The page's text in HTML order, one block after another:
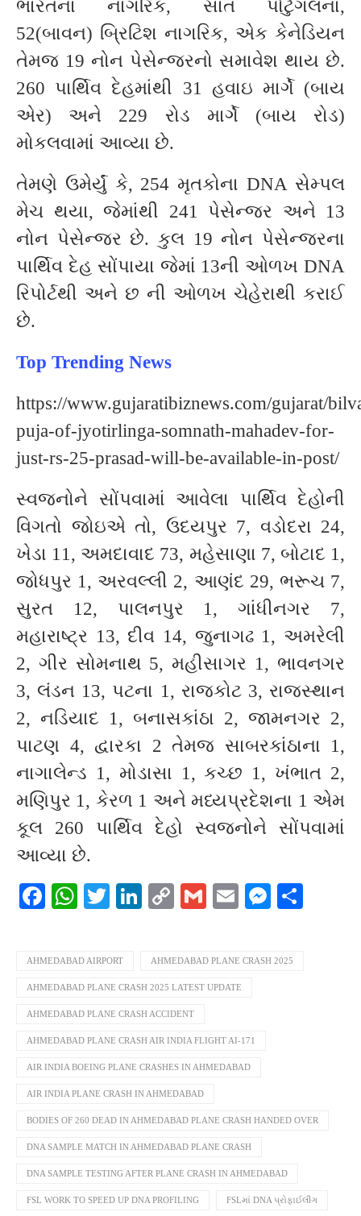
ભારતના નાગરિક, સાત પોર્ટુગલના,
52(બાવન) બ્રિટિશ નાગરિક, એક કેનેડિયન
તેમજ 19 નોન પેસેન્જરનો સમાવેશ થાય છે.
260 પાર્થિવ દેહમાંથી 31 હવાઇ માર્ગે (બાય
એર) અને 229 રોડ માર્ગે (બાય રોડ)
મોકલવામાં આવ્યા છે.
તેમણે ઉમેર્યું કે, 254 મૃતકોના DNA સેમ્પલ
મેચ થયા, જેમાંથી 241 પેસેન્જર અને 13
નોન પેસેન્જર છે. કુલ 19 નોન પેસેન્જરના
પાર્થિવ દેહ સોંપાયા જેમાં 13ની ઓળખ DNA
રિપોર્ટથી અને છ ની ઓળખ ચેહેરાથી કરાઈ
છે.
Top Trending News
https://www.gujaratibiznews.com/gujarat/
puja-of-jyotirlinga-somnath-mahadev-for-
just-rs-25-prasad-will-be-available-in-post/
સ્વજનોને સોંપવામાં આવેલા પાર્થિવ દેહોની
વિગતો જોઇએ તો, ઉદયપુર 7, વડોદરા 24,
ખેડા 11, અમદાવાદ 73, મહેસાણા 7, બોટાદ 1,
જોધપુર 1, અરવલ્લી 2, આણંદ 29, ભરૂચ 7,
સુરત 12, પાલનપુર 1, ગાંધીનગર 7,
મહારાષ્ટ્ર 13, દીવ 14, જુનાગઢ 1, અમરેલી
2, ગીર સોમનાથ 5, મહીસાગર 1, ભાવનગર
3, લંડન 13, પટના 1, રાજકોટ 3, રાજસ્થાન
2, નડિયાદ 1, બનાસકાંઠા 2, જામનગર 2,
પાટણ 4, દ્વારકા 2 તેમજ સાબરકાંઠાના 1,
નાગાલેન્ડ 1, મોડાસા 1, કચ્છ 1, ખંભાત 2,
મણિપુર 1, કેરળ 1 અને મધ્યપ્રદેશના 1 એમ
કૂલ 260 પાર્થિવ દેહો સ્વજનોને સોંપવામાં
આવ્યા છે.
Facebook
WhatsApp
TwitterLinkedIn
CopyGmailEmail
AHMEDABAD AIRPORT AHMEDABAD PLANE CRASH 2025
AHMEDABAD PLANE CRASH 2025 LATEST UPDATE
AHMEDABAD PLANE CRASH ACCIDENT
AHMEDABAD PLANE CRASH AIR INDIA FLIGHT AI-171
AIR INDIA BOEING PLANE CRASHES IN AHMEDABAD
AIR INDIA PLANE CRASH IN AHMEDABAD
BODIES OF 260 DEAD IN AHMEDABAD PLANE CRASH HANDED OVER
DNA SAMPLE MATCH IN AHMEDABAD PLANE CRASH
DNA SAMPLE TESTING AFTER PLANE CRASH IN AHMEDABAD
FSL WORK TO SPEED UP DNA PROFILING FSLમાં DNA પ્રોફાઈલીંગ